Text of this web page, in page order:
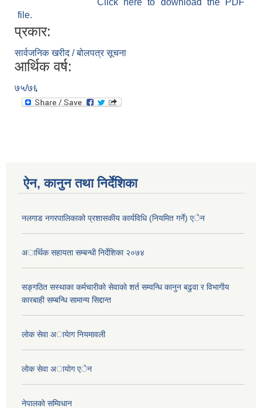
Click here to download the PDF
file.
प्रकार:
सार्वजनिक खरीद / बोलपत्र सूचना
आर्थिक वर्ष:
७५/७६
ऐन, कानुन तथा निर्देशिका
नलगाड नगरपालिकाको प्रशासकीय कार्यविधि (नियमित गर्ने) एेन
अार्थिक सहायता सम्बन्धी निर्देशिका २०७४
सङ्गठित सस्थाका कर्मचारीकाे सेवाकाे शर्त सम्वन्धि कानुन बढुवा र विभागीय
कारबाही सम्बन्धि सामान्य सिद्दान्त
लाेक सेवा अायेाग नियमावली
लाेक सेवा अायाेग एेन
नेपालकाे सम्विधान